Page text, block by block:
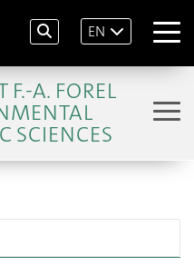
EN
F.-A. FOREL
SCIENCES